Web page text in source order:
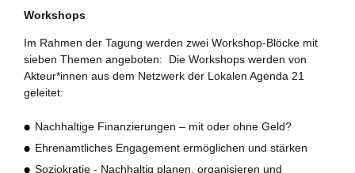
Workshops
Im Rahmen der Tagung werden zwei Workshop-Blöcke mit
sieben Themen angeboten: Die Workshops werden von
Akteur*innen aus dem Netzwerk der Lokalen Agenda 21
geleitet:
Nachhaltige Finanzierungen – mit oder ohne Geld?
Ehrenamtliches Engagement ermöglichen und stärken
Soziokratie - Nachhaltig planen, organisieren und